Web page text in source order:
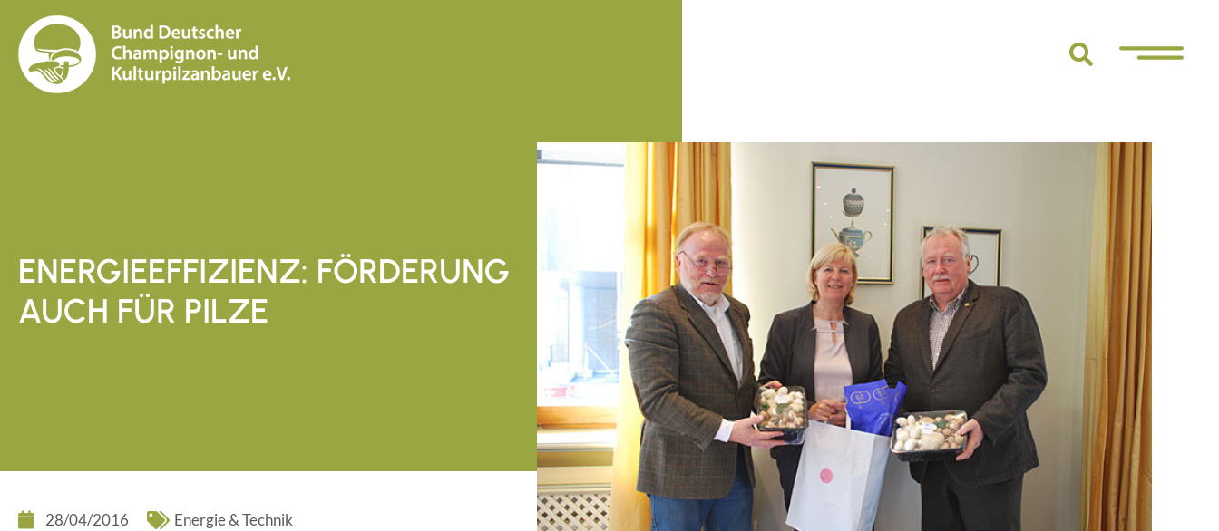
ENERGIEEFFIZIENZ: FÖRDERUNG
AUCH FÜR PILZE
28/04/2016 Energie & Technik